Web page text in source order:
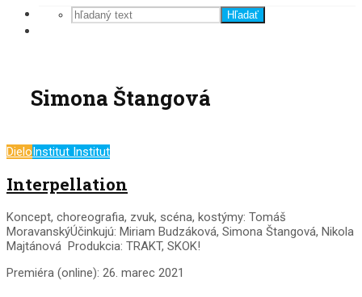
Hľadať
Simona Štangová
DieloInstitut Institut
Interpellation
Koncept, choreografia, zvuk, scéna, kostýmy: Tomáš
MoravanskýÚčinkujú: Miriam Budzáková, Simona Štangová, Nikola
Majtánová Produkcia: TRAKT, SKOK!
Premiéra (online): 26. marec 2021